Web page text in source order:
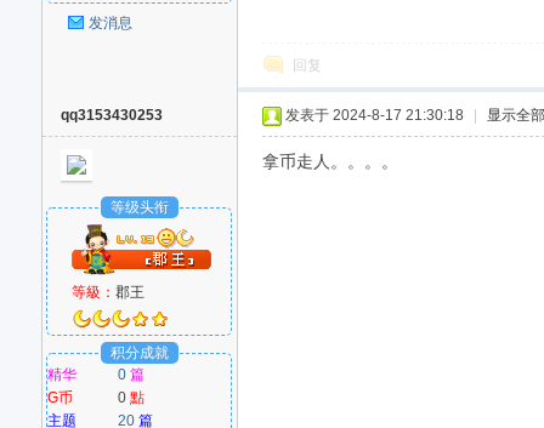
发消息
回复
qq3153430253
等级头衔
等級：郡王
积分成就
精华
0 篇
G币
0點
主题
20 篇
发表于 2024-8-17 21:30:18 显示全
拿币走人。。。。